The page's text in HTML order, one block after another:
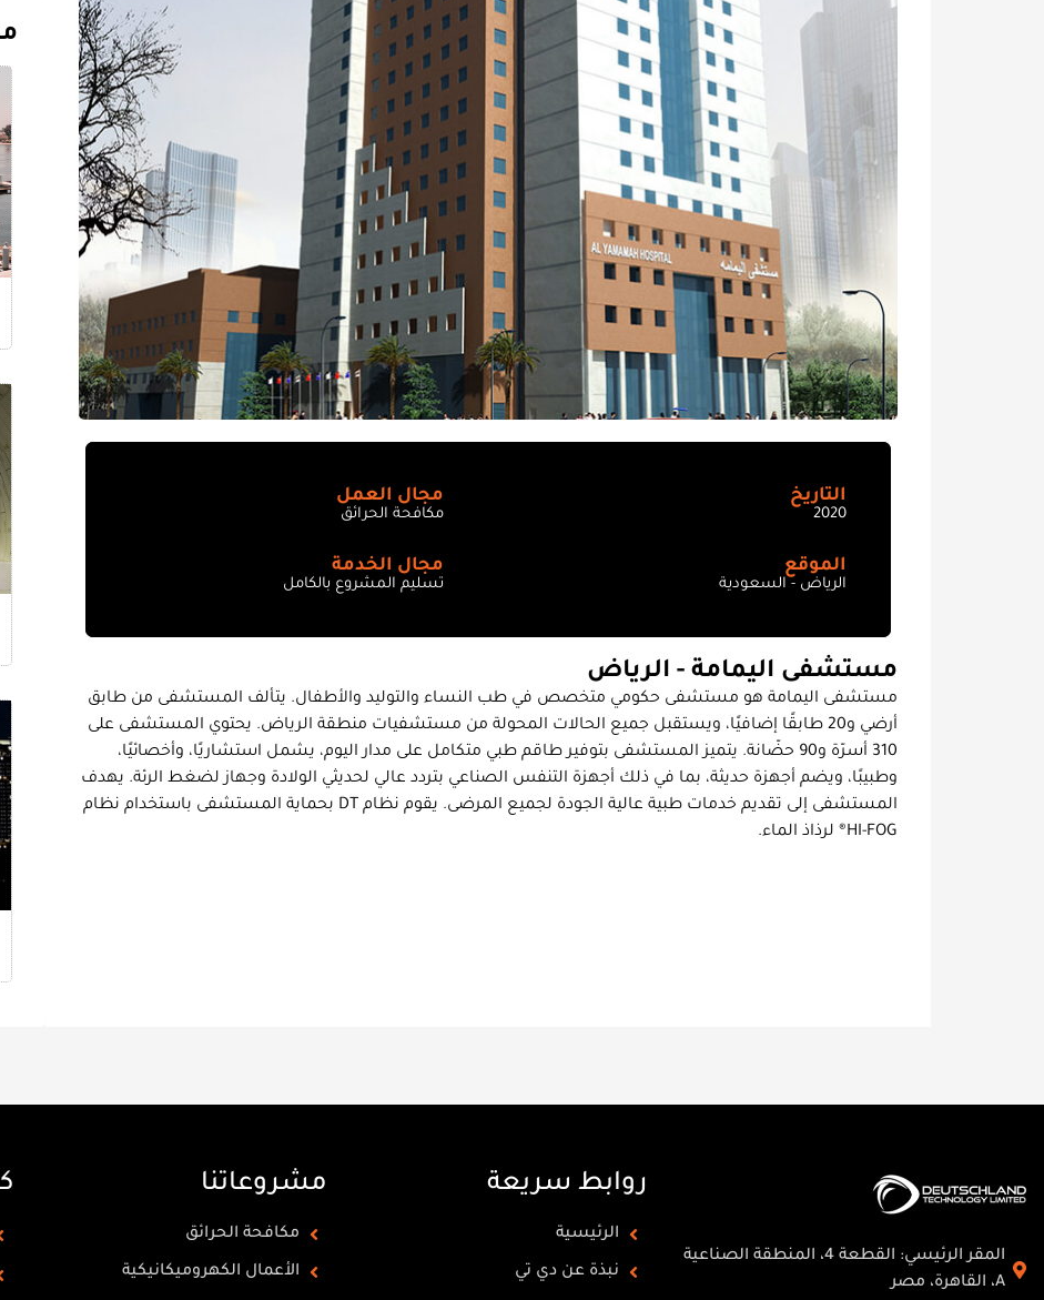
التاريخ
2020
الموقع
الرياض - السعودية
مجال العمل
مكافحة الحرائق
مجال الخدمة
تسليم المشروع بالكامل
مستشفى اليمامة - الرياض
مستشفى اليمامة هو مستشفى حكومي متخصص في طب النساء والتوليد والأطفال. يتألف المستشفى من طابق
أرضي و20 طابقًا إضافيًا، ويستقبل جميع الحالات المحولة من مستشفيات منطقة الرياض. يحتوي المستشفى على
310 أسرّة و90 حضّانة. يتميز المستشفى بتوفير طاقم طبي متكامل على مدار اليوم، يشمل استشاريًا، وأخصائيًا،
وطبيبًا، ويضم أجهزة حديثة، بما في ذلك أجهزة التنفس الصناعي بتردد عالي لحديثي الولادة وجهاز لضغط الرئة. يهدف
المستشفى إلى تقديم خدمات طبية عالية الجودة لجميع المرضى. يقوم نظام DT بحماية المستشفى باستخدام نظام
HI-FOG® لرذاذ الماء.
المقر الرئيسي: القطعة 4، المنطقة الصناعية
A، القاهرة، مصر
روابط سريعة
الرئيسية
نبذة عن دي تي
مشروعاتنا
مكافحة الحرائق
الأعمال الكهروميكانيكية